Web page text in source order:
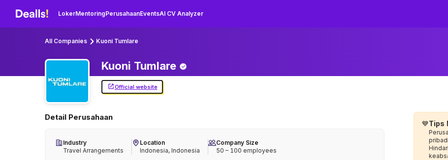
LokerMentoringPerusahaanEventsAI CV Analyzer
All Companies Kuoni Tumlare
Kuoni Tumlare
Official website
Detail Perusahaan
Industry
Travel Arrangements
Location
Indonesia, Indonesia
Company Size
50 – 100 employees
💙Tips